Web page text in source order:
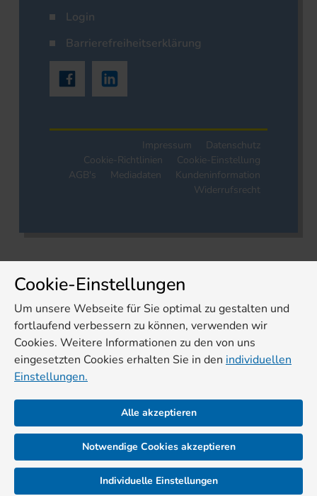
Login
Barrierefreiheitserklärung
Impressum
Datenschutz
Cookie-Richtlinien
Cookie-Einstellung
AGB's
Mediadaten
Kundeninformation
Widerrufsrecht
Cookie-Einstellungen
Um unsere Webseite für Sie optimal zu gestalten und
fortlaufend verbessern zu können, verwenden wir
Cookies. Weitere Informationen zu den von uns
eingesetzten Cookies erhalten Sie in den individuellen
Einstellungen.
Alle akzeptieren
Notwendige Cookies akzeptieren
Individuelle Einstellungen